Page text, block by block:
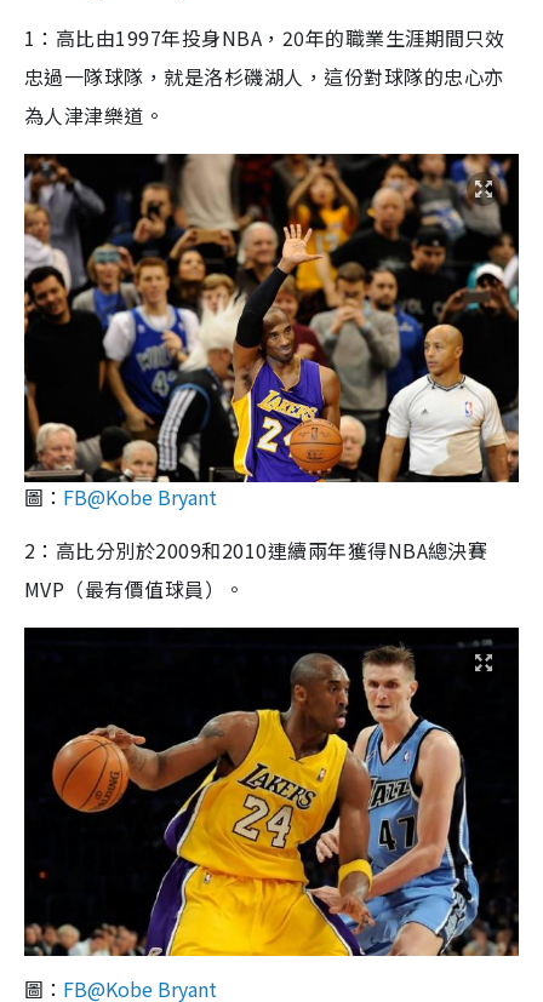
1：高比由1997年投身NBA，20年的職業生涯期間只效
忠過一隊球隊，就是洛杉磯湖人，這份對球隊的忠心亦
為人津津樂道。
圖： FB@Kobe Bryant
2：高比分別於2009和2010連續兩年獲得NBA總決賽
MVP（最有價值球員）。
圖： FB@Kobe Bryant